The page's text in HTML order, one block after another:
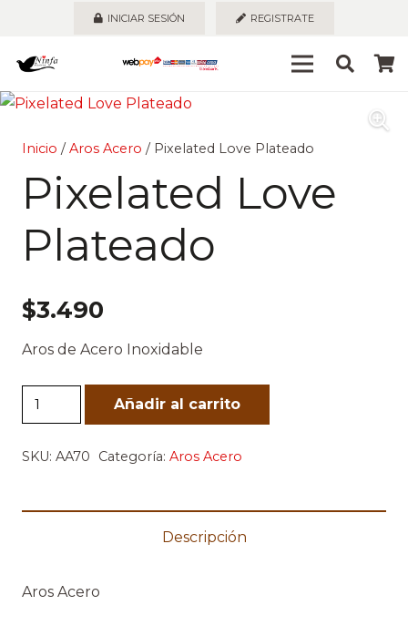
INICIAR SESIÓN REGISTRATE
Inicio /Aros Acero / Pixelated Love Plateado
Pixelated Love
Plateado
$3.490
Aros de Acero Inoxidable
Pixelated
Love
Plateado
Añadir al carrito
SKU: AA70 Categoría: Aros Acero
Descripción
Aros Acero